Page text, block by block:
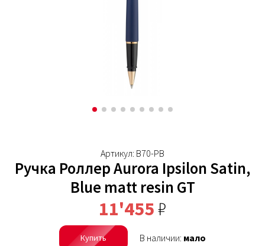
Артикул: B70-PB
Ручка Роллер Aurora Ipsilon Satin,
Blue matt resin GT
11'455₽
Купить В наличии: мало